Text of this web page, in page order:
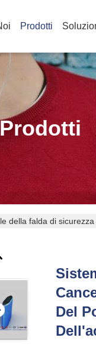
Prodotti
della falda di
Del